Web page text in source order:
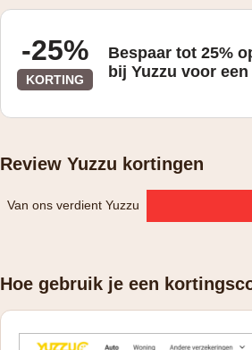
-25%
KORTING
Bespaar tot 25%
bij Yuzzu voor
Review Yuzzu kortingen
Van ons verdient Yuzzu
Hoe gebruik je een